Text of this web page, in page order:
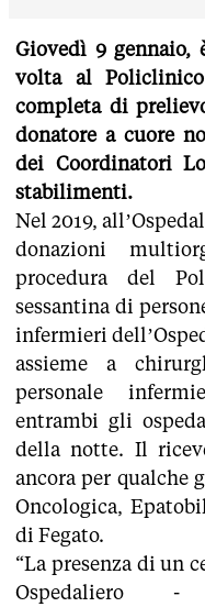
Giovedì 9 gennaio,
volta al
completa di
donatore a cuore
dei Coordinatori
stabilimenti.
Nel 2019,
donazioni
procedura del
sessantina di
infermieri
assieme a
personale
entrambi gli
della notte. Il
ancora per qualche
Oncologica,
di Fegato.
“La presenza di un
Ospedaliero